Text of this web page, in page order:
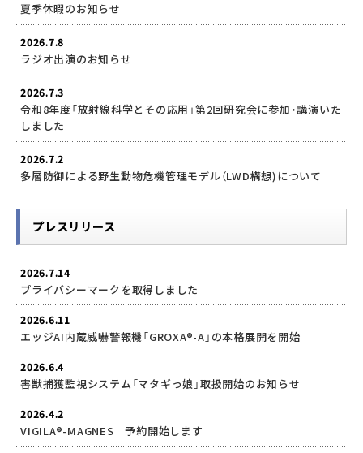
夏季休暇のお知らせ
2026.7.8
ラジオ出演のお知らせ
2026.7.3
令和8年度「放射線科学とその応用」第2回研究会に参加・講演いた
しました
2026.7.2
多層防御による野生動物危機管理モデル（LWD構想)について
プレスリリース
2026.7.14
プライバシーマークを取得しました
2026.6.11
エッジAI内蔵威嚇警報機「GROXA®-A」の本格展開を開始
2026.6.4
害獣捕獲監視システム「マタギっ娘」取扱開始のお知らせ
2026.4.2
VIGILA®-MAGNES 予約開始します